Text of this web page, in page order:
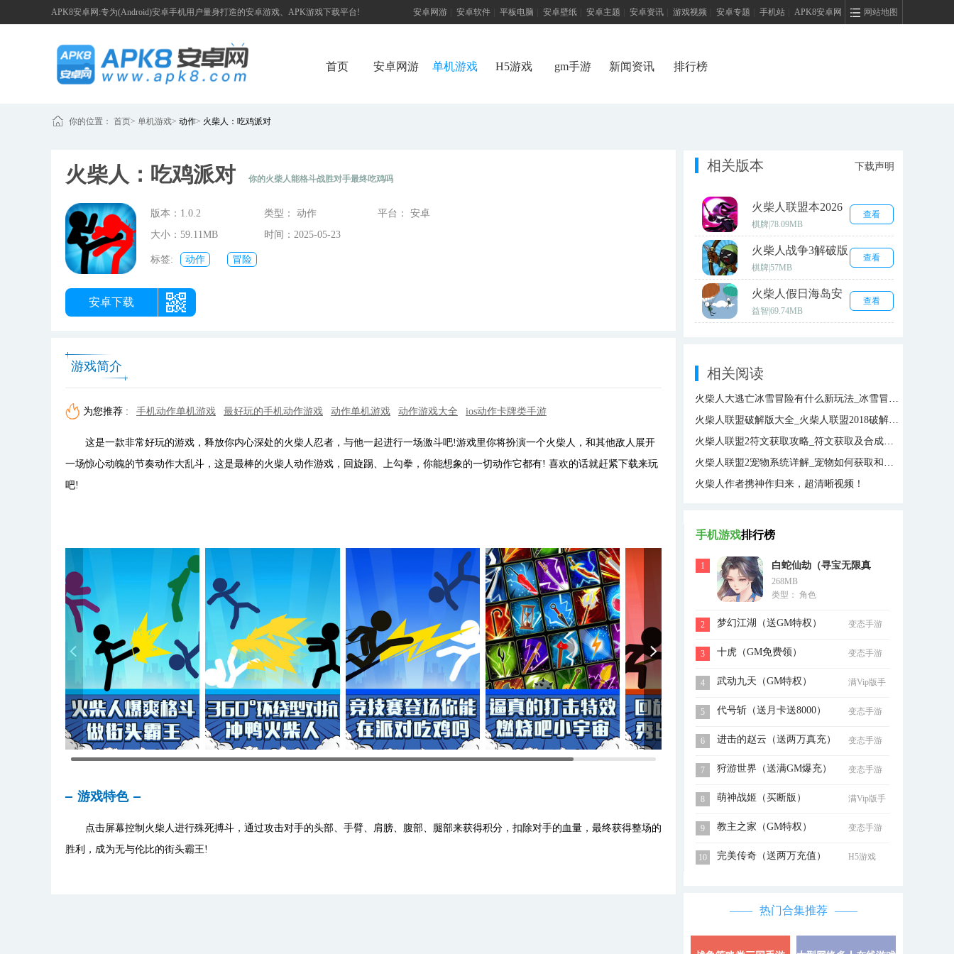
APK8安卓网:专为(Android)安卓手机用户量身打造的安卓游戏、APK游戏下载平台! 网站地图
安卓网游 安卓软件 平板电脑 安卓壁纸 安卓主题 安卓资讯 游戏视频 安卓专题 手机站 APK8安卓网
首页 安卓网游 单机游戏 H5游戏 gm手游 新闻资讯 排行榜
你的位置： 首页> 单机游戏> 动作> 火柴人：吃鸡派对
火柴人：吃鸡派对 你的火柴人能格斗战胜对手最终吃鸡吗
版本：1.0.2 类型： 动作
平台： 安卓
大小：59.11MB
时间：2025-05-23
标签: 动作 冒险
安卓下载
游戏简介
为您推荐 : 手机动作单机游戏 最好玩的手机动作游戏 动作单机游戏 动作游戏大全 ios动作卡牌类手游
这是一款非常好玩的游戏，释放你内心深处的火柴人忍者，与他一起进行一场激斗吧!游戏里你将扮演一个火柴人，和其他敌人展开
一场惊心动魄的节奏动作大乱斗，这是最棒的火柴人动作游戏，回旋踢、上勾拳，你能想象的一切动作它都有! 喜欢的话就赶紧下载来玩
吧!
游戏特色
点击屏幕控制火柴人进行殊死搏斗，通过攻击对手的头部、手臂、肩膀、腹部、腿部来获得积分，扣除对手的血量，最终获得整场的
胜利，成为无与伦比的街头霸王!
相关版本 下载声明
火柴人联盟本2026
安卓版
棋牌78.09MB
查看
火柴人战争3解破版
棋牌57MB
查看
火柴人假日海岛安
卓版
益智69.74MB
查看
相关阅读
火柴人大逃亡冰雪冒险有什么新玩法_冰雪冒险新玩法介绍
火柴人联盟破解版大全_火柴人联盟2018破解版_火柴人联盟内购破解版大全
火柴人联盟2符文获取攻略_符文获取及合成方法详解
火柴人联盟2宠物系统详解_宠物如何获取和培养攻略
火柴人作者携神作归来，超清晰视频！
手机游戏排行榜
1
白蛇仙劫（寻宝无限真
充）
268MB
类型： 角色
2 梦幻江湖（送GM特权） 变态手游
3 十虎（GM免费领） 变态手游
4 武动九天（GM特权）
满Vip版手
5
代号斩（送月卡送8000） 变态手游
6 进击的赵云（送两万真充） 变态手游
7 狩游世界（送满GM爆充） 变态手游
8 萌神战姬（买断版）
满Vip版手
9
教主之家（GM特权） 变态手游
10 完美传奇（送两万充值） H5游戏
热门合集推荐